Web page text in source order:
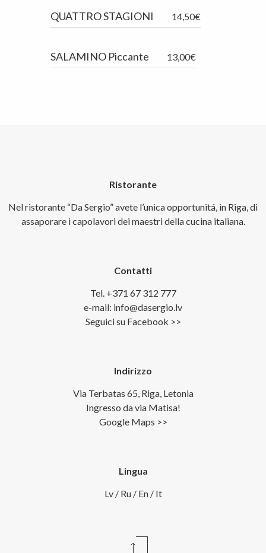
QUATTRO STAGIONI 14,50€
SALAMINO Piccante 13,00€
Ristorante
Nel ristorante “Da Sergio” avete l’unica opportunitá, in Riga, di
assaporare i capolavori dei maestri della cucina italiana.
Contatti
Tel. +371 67 312 777
e-mail: info@dasergio.lv
Seguici su Facebook >>
Indirizzo
Via Terbatas 65, Riga, Letonia
Ingresso da via Matisa!
Google Maps >>
Lingua
Lv/ Ru/ En/ It